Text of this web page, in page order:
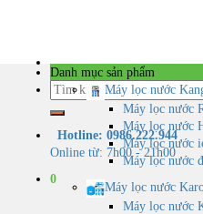
Tìm
Hotline: 0986.222.944
Online từ: 7h00 - 21h00
0
Danh mục sản phẩm
Máy lọc nước
Máy lọc nước
Máy lọc nước
Máy lọc nước
Máy lọc nước
Máy lọc nước
Máy lọc nước